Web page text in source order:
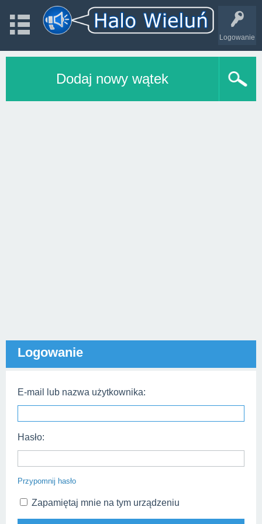
Logowanie
Dodaj nowy wątek
Logowanie
E-mail lub nazwa użytkownika:
Hasło:
Przypomnij hasło
Zapamiętaj mnie na tym urządzeniu